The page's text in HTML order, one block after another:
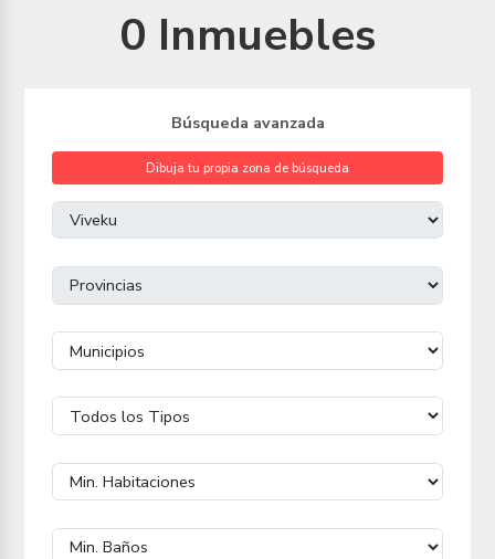
0 Inmuebles
Búsqueda avanzada
Dibuja tu propia zona de búsqueda